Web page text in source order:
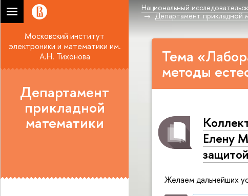
Национальный
Департамент прикладной
Московский институт
электроники и математики им.
А.Н. Тихонова
Департамент
прикладной
математики
Тема
методы
Елену
Желаем дальнейших